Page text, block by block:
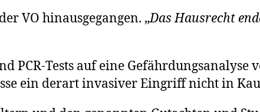
VO hinausgegangen. „Das Hausrecht
PCR-Tests auf eine Gefährdungsanalyse
ein derart invasiver Eingriff nicht in